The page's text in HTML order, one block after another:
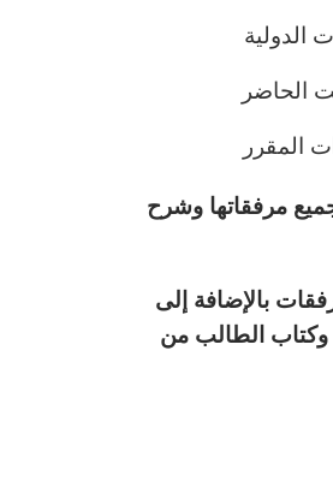
مرفقاتها وشرح
بالإضافة إلى
وكتاب الطالب من